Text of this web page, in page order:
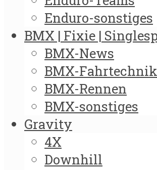
Enduro-sonstiges
BMX | Fixie |
BMX-News
BMX-Fahrtechnik
BMX-Rennen
BMX-sonstiges
Gravity
4X
Downhill